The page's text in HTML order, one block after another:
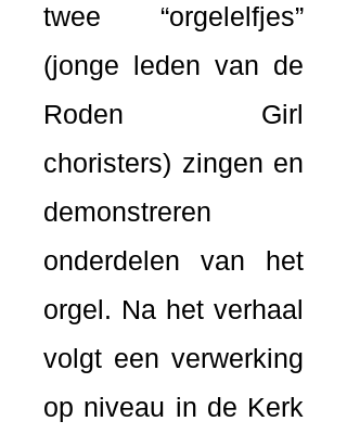
twee “orgelelfjes”
(jonge leden van de
Roden Girl
choristers) zingen en
demonstreren
onderdelen van het
orgel. Na het verhaal
volgt een verwerking
op niveau in de Kerk